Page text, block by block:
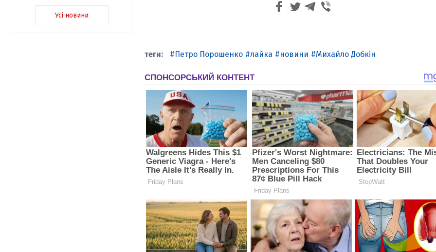
Усі новини
Петро Порошенко лайка новини Михайло Добкін
З'явилося відео знищеного ворожого